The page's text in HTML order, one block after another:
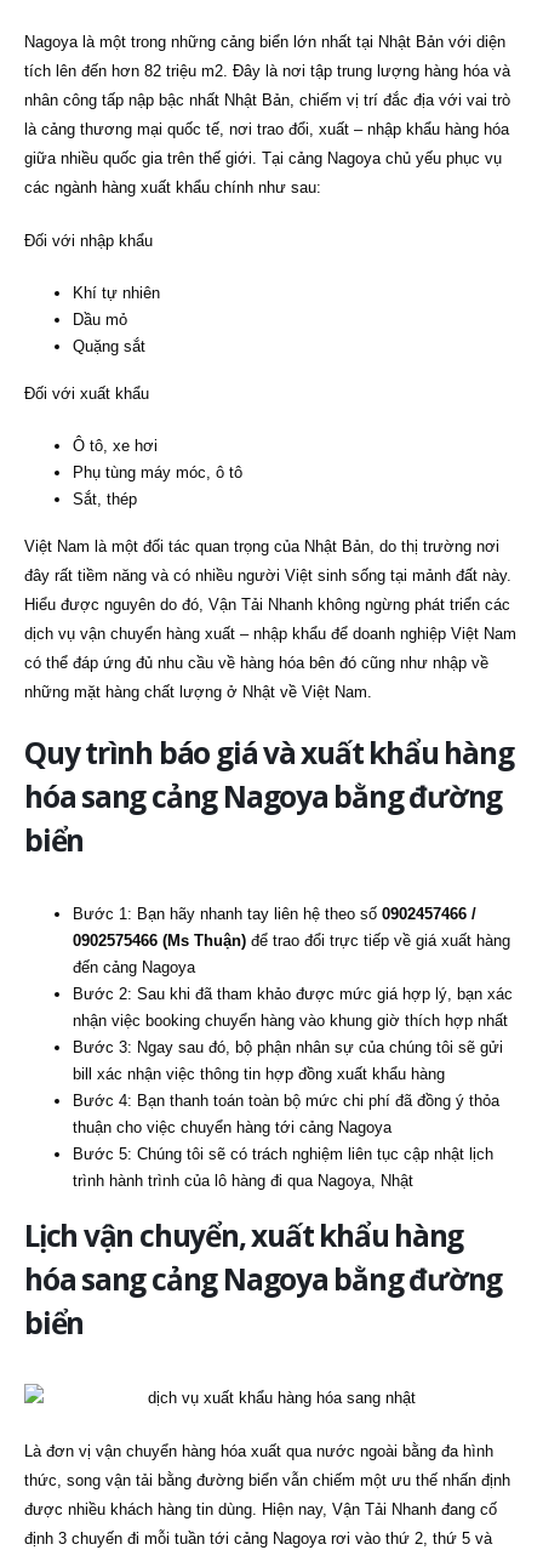
Nagoya là một trong những cảng biển lớn nhất tại Nhật Bản với diện
tích lên đến hơn 82 triệu m2. Đây là nơi tập trung lượng hàng hóa và
nhân công tấp nập bậc nhất Nhật Bản, chiếm vị trí đắc địa với vai trò
là cảng thương mại quốc tế, nơi trao đổi, xuất – nhập khẩu hàng hóa
giữa nhiều quốc gia trên thế giới. Tại cảng Nagoya chủ yếu phục vụ
các ngành hàng xuất khẩu chính như sau:
Đối với nhập khẩu
Khí tự nhiên
Dầu mỏ
Quặng sắt
Đối với xuất khẩu
Ô tô, xe hơi
Phụ tùng máy móc, ô tô
Sắt, thép
Việt Nam là một đối tác quan trọng của Nhật Bản, do thị trường nơi
đây rất tiềm năng và có nhiều người Việt sinh sống tại mảnh đất này.
Hiểu được nguyên do đó, Vận Tải Nhanh không ngừng phát triển các
dịch vụ vận chuyển hàng xuất – nhập khẩu để doanh nghiệp Việt Nam
có thể đáp ứng đủ nhu cầu về hàng hóa bên đó cũng như nhập về
những mặt hàng chất lượng ở Nhật về Việt Nam.
Quy trình báo giá và xuất khẩu hàng
hóa sang cảng Nagoya bằng đường
biển
Bước 1: Bạn hãy nhanh tay liên hệ theo số 0902457466 /
0902575466 (Ms Thuận) để trao đổi trực tiếp về giá xuất hàng
đến cảng Nagoya
Bước 2: Sau khi đã tham khảo được mức giá hợp lý, bạn xác
nhận việc booking chuyển hàng vào khung giờ thích hợp nhất
Bước 3: Ngay sau đó, bộ phận nhân sự của chúng tôi sẽ gửi
bill xác nhận việc thông tin hợp đồng xuất khẩu hàng
Bước 4: Bạn thanh toán toàn bộ mức chi phí đã đồng ý thỏa
thuận cho việc chuyển hàng tới cảng Nagoya
Bước 5: Chúng tôi sẽ có trách nghiệm liên tục cập nhật lịch
trình hành trình của lô hàng đi qua Nagoya, Nhật
Lịch vận chuyển, xuất khẩu hàng
hóa sang cảng Nagoya bằng đường
biển
Là đơn vị vận chuyển hàng hóa xuất qua nước ngoài bằng đa hình
thức, song vận tải bằng đường biển vẫn chiếm một ưu thế nhấn định
được nhiều khách hàng tin dùng. Hiện nay, Vận Tải Nhanh đang cố
định 3 chuyến đi mỗi tuần tới cảng Nagoya rơi vào thứ 2, thứ 5 và